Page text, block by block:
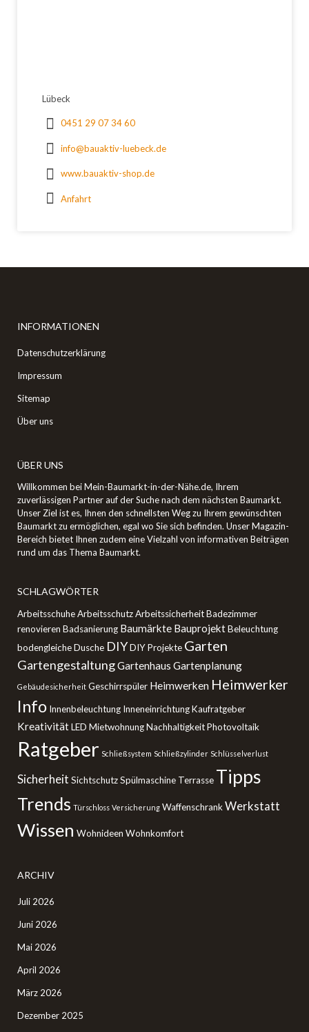
Lübeck
0451 29 07 34 60
info@bauaktiv-luebeck.de
www.bauaktiv-shop.de
Anfahrt
INFORMATIONEN
Datenschutzerklärung
Impressum
Sitemap
Über uns
ÜBER UNS
Willkommen bei Mein-Baumarkt-in-der-Nähe.de, Ihrem
zuverlässigen Partner auf der Suche nach dem nächsten Baumarkt.
Unser Ziel ist es, Ihnen den schnellsten Weg zu Ihrem gewünschten
Baumarkt zu ermöglichen, egal wo Sie sich befinden. Unser Magazin-
Bereich bietet Ihnen zudem eine Vielzahl von informativen Beiträgen
rund um das Thema Baumarkt.
SCHLAGWÖRTER
ArbeitsschuheArbeitsschutzArbeitssicherheitBadezimmer
renovieren Badsanierung Baumärkte BauprojektBeleuchtung
bodengleiche Dusche DIYDIY Projekte Garten
GartengestaltungGartenhaus Gartenplanung
Gebäudesicherheit Geschirrspüler Heimwerken Heimwerker
Info Innenbeleuchtung InneneinrichtungKaufratgeber
KreativitätLED MietwohnungNachhaltigkeitPhotovoltaik
Ratgeber Schließsystem Schließzylinder Schlüsselverlust
Sicherheit SichtschutzSpülmaschine Terrasse Tipps
Trends Türschloss Versicherung WaffenschrankWerkstatt
Wissen Wohnideen Wohnkomfort
ARCHIV
Juli 2026
Juni 2026
Mai 2026
April 2026
März 2026
Dezember 2025